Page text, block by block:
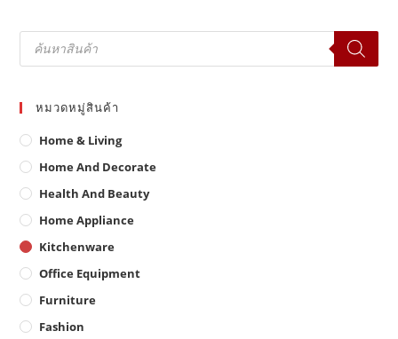
Products
search
หมวดหมู่สินค้า
Home & Living
Home And Decorate
Health And Beauty
Home Appliance
Kitchenware
Office Equipment
Furniture
Fashion